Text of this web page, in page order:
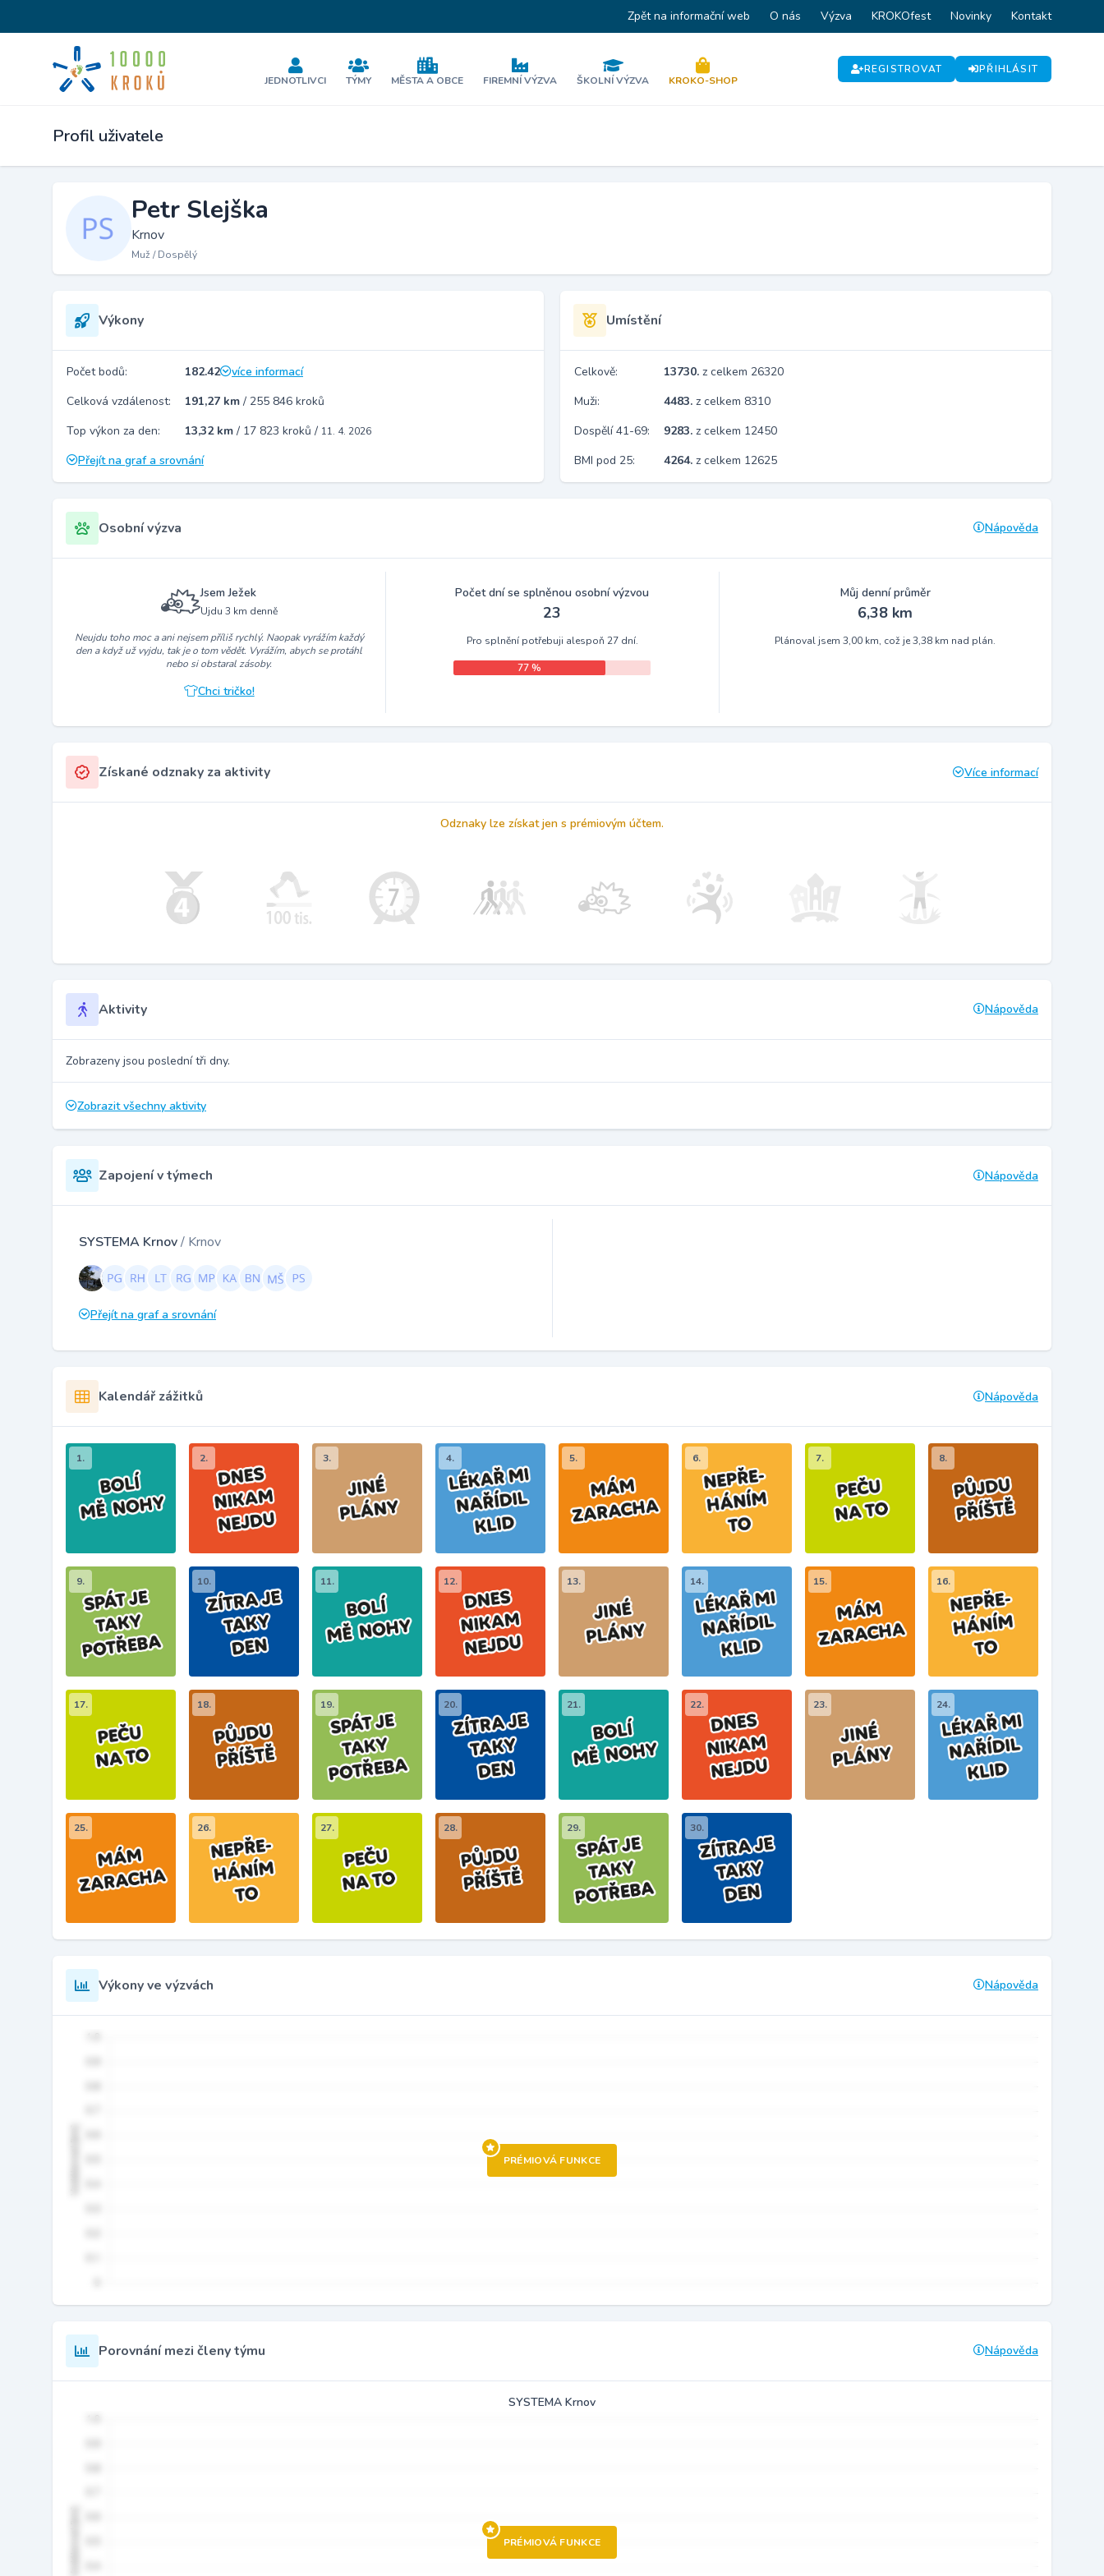
Zpět na informační web O nás Výzva KROKOfest Novinky Kontakt
JEDNOTLIVCI TÝMY MĚSTA A OBCE FIREMNÍ VÝZVA ŠKOLNÍ VÝZVA KROKO-SHOP
REGISTROVAT PŘIHLÁSIT
Profil uživatele
Petr Slejška
Krnov
Muž / Dospělý
Výkony
Počet bodů: 182.42
více informací
Celková vzdálenost:
191,27 km / 255 846 kroků
Top výkon za den:
13,32 km / 17 823 kroků / 11. 4. 2026
Přejít na graf a srovnání
Umístění
Celkově: 13730. z celkem 26320
Muži:
4483. z celkem 8310
Dospělí 41-69:
9283. z celkem 12450
BMI pod 25:
4264. z celkem 12625
Osobní výzva Nápověda
Jsem Ježek
Ujdu 3 km denně
Neujdu toho moc a ani nejsem příliš rychlý. Naopak vyrážím každý
den a když už vyjdu, tak je o tom vědět. Vyrážím, abych se protáhl
nebo si obstaral zásoby.
Chci tričko!
Počet dní se splněnou osobní výzvou
23
Pro splnění potřebuji alespoň 27 dní.
77 %
Můj denní průměr
6,38 km
Plánoval jsem 3,00 km, což je 3,38 km nad plán.
Získané odznaky za aktivity Více informací
Odznaky lze získat jen s prémiovým účtem.
Aktivity Nápověda
Zobrazeny jsou poslední tři dny.
Zobrazit všechny aktivity
Zapojení v týmech Nápověda
SYSTEMA Krnov/ Krnov
Přejít na graf a srovnání
Kalendář zážitků Nápověda
1. 2. 3. 4. 5. 6. 7. 8.
9. 10. 11. 12. 13. 14. 15. 16.
17. 18. 19. 20. 21. 22. 23. 24.
25. 26. 27. 28. 29. 30.
Výkony ve výzvách Nápověda
PRÉMIOVÁ FUNKCE
Porovnání mezi členy týmu Nápověda
SYSTEMA Krnov
PRÉMIOVÁ FUNKCE